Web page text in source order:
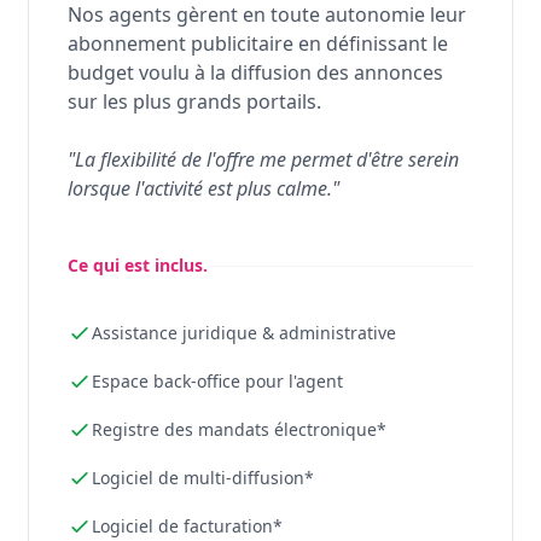
Nos agents gèrent en toute autonomie leur
abonnement publicitaire en définissant le
budget voulu à la diffusion des annonces
sur les plus grands portails.
"La flexibilité de l'offre me permet d'être serein
lorsque l'activité est plus calme."
Ce qui est inclus.
Assistance juridique & administrative
Espace back-office pour l'agent
Registre des mandats électronique*
Logiciel de multi-diffusion*
Logiciel de facturation*